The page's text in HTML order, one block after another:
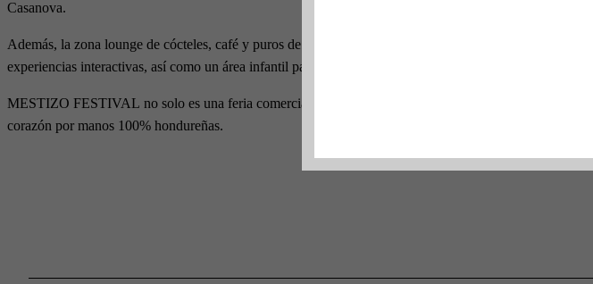
Casanova.
Además, la zona lounge de cócteles, café y puros de alta gama captó la atención de los visitantes,
experiencias interactivas, así como un área infantil para los más pequeños con saltarín, pintura, snacks y
MESTIZO FESTIVAL no solo es una feria comercial, es un espacio para reconocer y celebrar
corazón por manos 100% hondureñas.